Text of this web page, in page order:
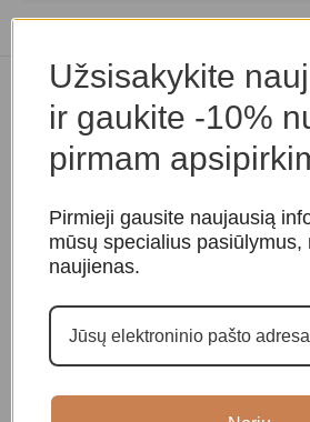
Panašios prekės
Užsisakykite
ir gaukite -10%
pirmam
Pirmieji gausite naujausią
mūsų specialius pasiūlymus,
naujienas.